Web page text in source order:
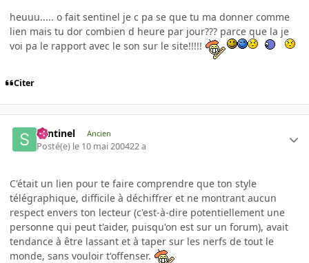
heuuu..... o fait sentinel je c pa se que tu ma donner comme
lien mais tu dor combien d heure par jour??? parce que la je
voi pa le rapport avec le son sur le site!!!!!
Citer
Sentinel Ancien
Posté(e) le 10 mai 200422 a
C'était un lien pour te faire comprendre que ton style
télégraphique, difficile à déchiffrer et ne montrant aucun
respect envers ton lecteur (c'est-à-dire potentiellement une
personne qui peut t'aider, puisqu'on est sur un forum), avait
tendance à être lassant et à taper sur les nerfs de tout le
monde, sans vouloir t'offenser.